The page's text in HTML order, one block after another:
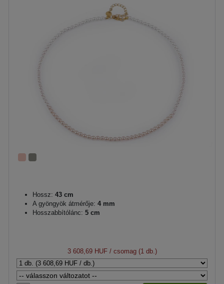
Hossz: 43 cm
A gyöngyök átmérője: 4 mm
Hosszabbítólánc: 5 cm
3 608,69 HUF/ csomag (1 db.)